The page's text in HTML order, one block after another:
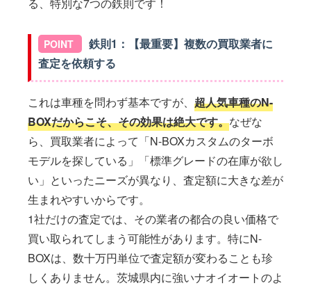
る、特別な7つの鉄則です！
鉄則1：【最重要】複数の買取業者に
査定を依頼する
これは車種を問わず基本ですが、 超人気車種のN-
BOXだからこそ、その効果は絶大です。なぜな
ら、買取業者によって「N-BOXカスタムのターボ
モデルを探している」「標準グレードの在庫が欲し
い」といったニーズが異なり、査定額に大きな差が
生まれやすいからです。
1社だけの査定では、その業者の都合の良い価格で
買い取られてしまう可能性があります。特にN-
BOXは、数十万円単位で査定額が変わることも珍
しくありません。茨城県内に強いナオイオートのよ